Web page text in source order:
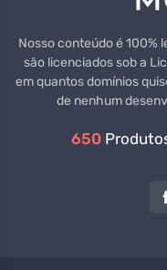
Nosso conteúdo é 100%
são licenciados sob a
em quantos domínios
de nenhum
650